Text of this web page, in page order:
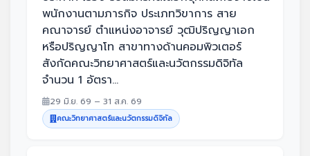
พนักงานตามภารกิจ ประเภทวิขาการ สาย
คณาจารย์ ตำแหน่งอาจารย์ วุฒิปริญญาเอก
หรือปริญญาโท สาขาทางด้านคอมพิวเตอร์
สังกัดคณะวิทยาศาสตร์และนวัตกรรมดิจิทัล
จำนวน 1 อัตรา...
29 มิ.ย. 69 – 31 ส.ค. 69
คณะวิทยาศาสตร์และนวัตกรรมดิจิทัล